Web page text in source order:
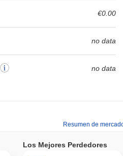
€0.00
no data
no data
Resumen de
Los Mejores Perdedores